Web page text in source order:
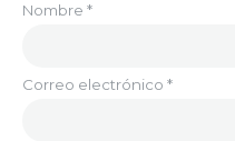
Nombre *
Correo electrónico *